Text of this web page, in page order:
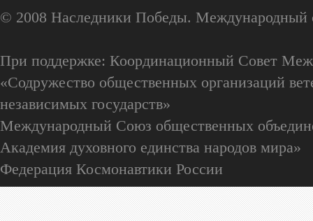
© 2008 Наследники Победы. Международный
При поддержке: Координационный Совет
«Содружество общественных организаций
независимых государств»
Международный Союз общественных
Академия духовного единства народов мира»
Федерация Космонавтики России